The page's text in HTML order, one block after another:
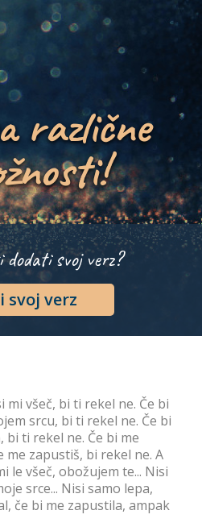
različne
svoj verz?
svoj verz
mi všeč, bi ti rekel ne. Če bi
srcu, bi ti rekel ne. Če bi
bi ti rekel ne. Če bi me
me zapustiš, bi rekel ne. A
le všeč, obožujem te... Nisi
srce... Nisi samo lepa,
če bi me zapustila, ampak